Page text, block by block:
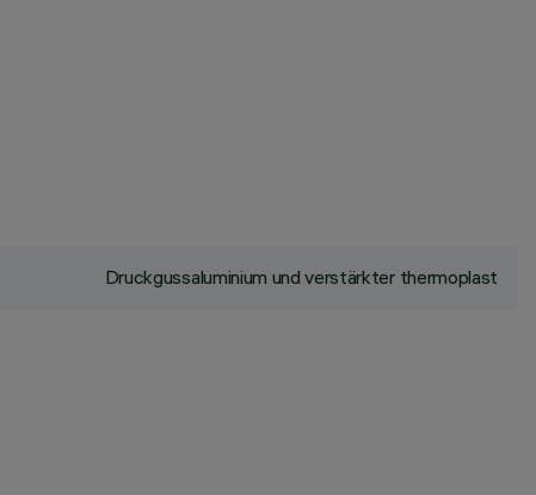
Druckgussaluminium und verstärkter thermoplast